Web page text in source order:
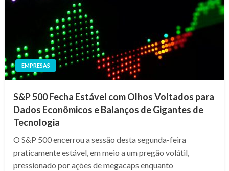
EMPRESAS
S&P 500 Fecha Estável com Olhos Voltados para
Dados Econômicos e Balanços de Gigantes de
Tecnologia
O S&P 500 encerrou a sessão desta segunda-feira
praticamente estável, em meio a um pregão volátil,
pressionado por ações de megacaps enquanto